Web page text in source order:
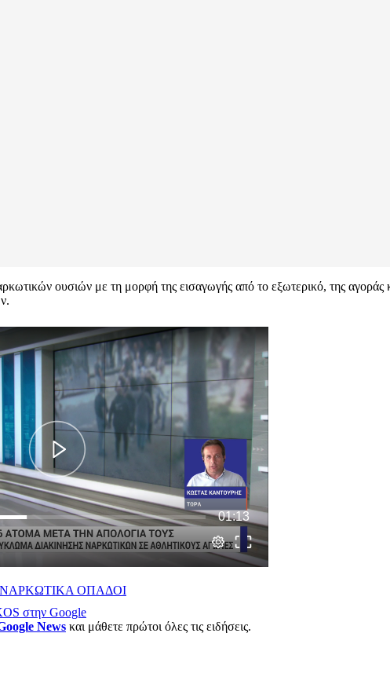
ουσιών με τη μορφή της εισαγωγής από το εξωτερικό, της
ΝΑΡΚΩΤΙΚΑ ΟΠΑΔΟΙ
στην Google
News και μάθετε πρώτοι όλες τις ειδήσεις.